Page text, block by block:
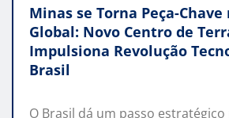
Minas se Torna Peça-
Global: Novo Centro de
Impulsiona Revolução
Brasil
O Brasil dá um passo